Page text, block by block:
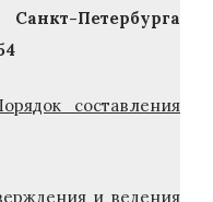
Петербурга
составления
и ведения